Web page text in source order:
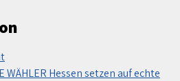
Hessen setzen auf echte